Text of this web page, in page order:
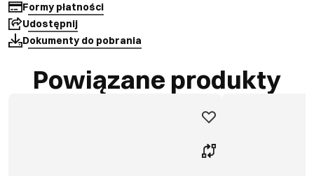
Formy płatności
Udostępnij
Dokumenty do pobrania
Powiązane produkty